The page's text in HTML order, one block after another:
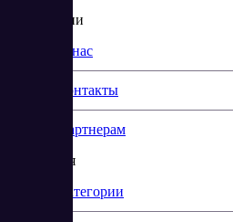
О компании
О нас
Контакты
Партнерам
Навигация
Категории